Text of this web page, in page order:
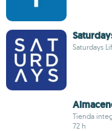
Saturdays
Tienda
72 h